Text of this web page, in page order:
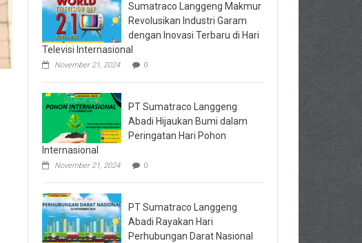
Sumatraco Langgeng Makmur
Revolusikan Industri Garam
dengan Inovasi Terbaru di Hari
Televisi Internasional
November 21, 2024 0
PT Sumatraco Langgeng
Abadi Hijaukan Bumi dalam
Peringatan Hari Pohon
Internasional
November 21, 2024 0
PT Sumatraco Langgeng
Abadi Rayakan Hari
Perhubungan Darat Nasional